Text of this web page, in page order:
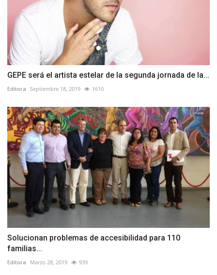
GEPE será el artista estelar de la segunda jornada de la...
Editora Septiembre 18, 2019 1610
Solucionan problemas de accesibilidad para 110
familias...
Editora Marzo 28, 2019 939